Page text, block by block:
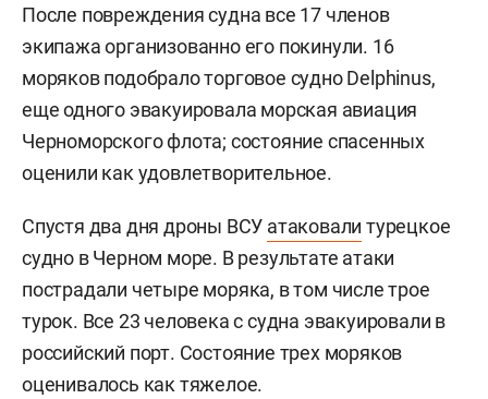
После повреждения судна все 17 членов
экипажа организованно его покинули. 16
моряков подобрало торговое судно Delphinus,
еще одного эвакуировала морская авиация
Черноморского флота; состояние спасенных
оценили как удовлетворительное.
Спустя два дня дроны ВСУ атаковали турецкое
судно в Черном море. В результате атаки
пострадали четыре моряка, в том числе трое
турок. Все 23 человека с судна эвакуировали в
российский порт. Состояние трех моряков
оценивалось как тяжелое.